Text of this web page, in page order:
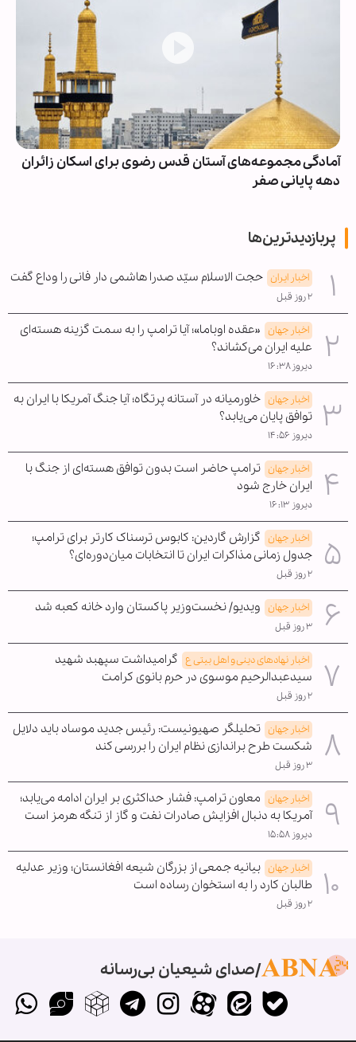
آمادگی مجموعه‌های آستان قدس رضوی برای اسکان زائران
دهه پایانی صفر
پربازدیدترین‌ها
اخبار ایران حجت الاسلام سیّد صدرا هاشمی دار فانی را وداع گفت
۲ روز قبل
اخبار جهان «عقده اوباما»؛ آیا ترامپ را به سمت گزینه هسته‌ای
علیه ایران می‌کشاند؟
دیروز ۱۶:۳۸
اخبار جهان خاورمیانه در آستانه پرتگاه؛ آیا جنگ آمریکا با ایران به
توافق پایان می‌یابد؟
دیروز ۱۴:۵۶
اخبار جهان ترامپ حاضر است بدون توافق هسته‌ای از جنگ با
ایران خارج شود
دیروز ۱۶:۱۳
اخبار جهان گزارش گاردین: کابوس ترسناک کارتر برای ترامپ؛
جدول زمانی مذاکرات ایران تا انتخابات میان‌دوره‌ای؟
۲ روز قبل
اخبار جهان ویدیو/ نخست‌وزیر پاکستان وارد خانه کعبه شد
۳ روز قبل
اخبار نهادهای دینی و اهل بیتی ع گرامیداشت سپهبد شهید
سیدعبدالرحیم موسوی در حرم بانوی کرامت
۲ روز قبل
اخبار جهان تحلیلگر صهیونیست: رئیس جدید موساد باید دلایل
شکست طرح براندازی نظام ایران را بررسی کند
۳ روز قبل
اخبار جهان معاون ترامپ: فشار حداکثری بر ایران ادامه می‌یابد؛
آمریکا به دنبال افزایش صادرات نفت و گاز از تنگه هرمز است
دیروز ۱۵:۵۸
اخبار جهان بیانیه جمعی از بزرگان شیعه افغانستان؛ وزیر عدلیه
طالبان کارد را به استخوان رساده است
۲ روز قبل
صدای شیعیان بی‌رسانه